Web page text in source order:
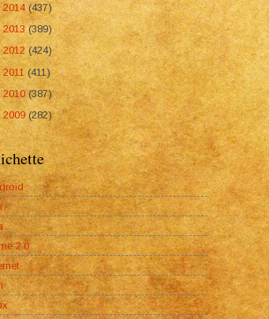
2014(437)
2013(389)
2012(424)
2011 (411)
2010 (387)
2009 (282)
2.0